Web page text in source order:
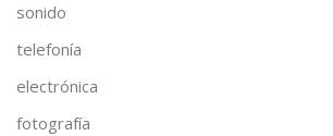
sonido
telefonía
electrónica
fotografía